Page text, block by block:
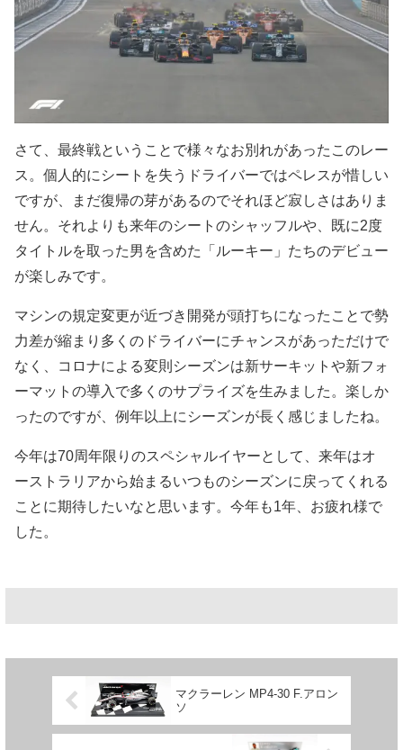
さて、最終戦ということで様々なお別れがあったこのレー
ス。個人的にシートを失うドライバーではペレスが惜しい
ですが、まだ復帰の芽があるのでそれほど寂しさはありま
せん。それよりも来年のシートのシャッフルや、既に2度
タイトルを取った男を含めた「ルーキー」たちのデビュー
が楽しみです。
マシンの規定変更が近づき開発が頭打ちになったことで勢
力差が縮まり多くのドライバーにチャンスがあっただけで
なく、コロナによる変則シーズンは新サーキットや新フォ
ーマットの導入で多くのサプライズを生みました。楽しか
ったのですが、例年以上にシーズンが長く感じましたね。
今年は70周年限りのスペシャルイヤーとして、来年はオ
ーストラリアから始まるいつものシーズンに戻ってくれる
ことに期待したいなと思います。今年も1年、お疲れ様で
した。
マクラーレン MP4-30 F.アロン
ソ